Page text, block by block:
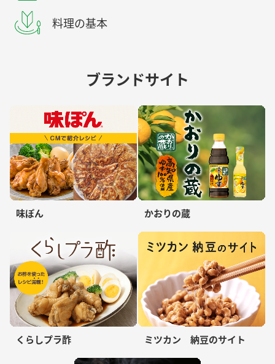
料理の基本
ブランドサイト
味ぽん かおりの蔵
くらしプラ酢 ミツカン 納豆のサイト